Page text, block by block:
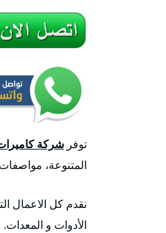
توفر شركة
المتنوعة،
نقدم كل الاعمال
الأدوات و المعدات.